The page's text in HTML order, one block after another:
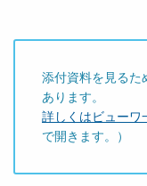
添付資料を見るた
あります。
詳しくはビューワ
で開きます。）